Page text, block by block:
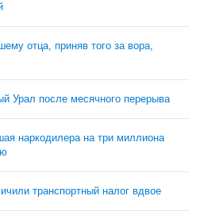
отца, приняв того за вора,
Урал после месячного перерыва
наркодилера на три миллиона
транспортный налог вдвое